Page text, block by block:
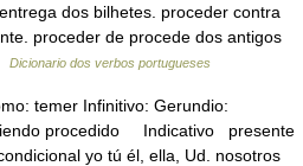
dos bilhetes. proceder contra
proceder de procede dos antigos
Dicionario dos verbos portugueses
temer Infinitivo: Gerundio:
procedido Indicativo presente
yo tú él, ella, Ud. nosotros